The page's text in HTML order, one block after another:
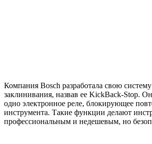
Компания Bosch разработала свою
заклинивания, назвав ее KickBack-Stop.
одно электронное реле, блокирующее
инструмента. Такие функции делают
профессиональным и недешевым, но